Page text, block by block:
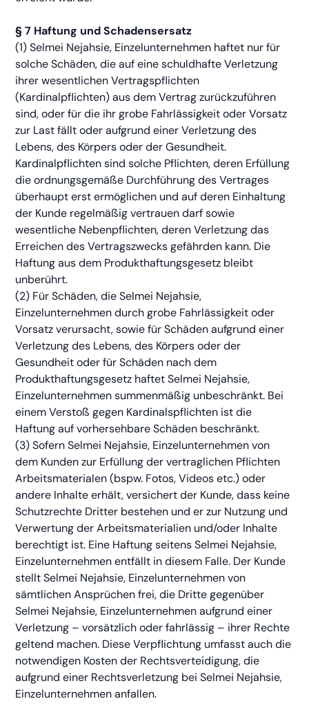
§ 7 Haftung und Schadensersatz
(1) Selmei Nejahsie, Einzelunternehmen haftet nur für
solche Schäden, die auf eine schuldhafte Verletzung
ihrer wesentlichen Vertragspflichten
(Kardinalpflichten) aus dem Vertrag zurückzuführen
sind, oder für die ihr grobe Fahrlässigkeit oder Vorsatz
zur Last fällt oder aufgrund einer Verletzung des
Lebens, des Körpers oder der Gesundheit.
Kardinalpflichten sind solche Pflichten, deren Erfüllung
die ordnungsgemäße Durchführung des Vertrages
überhaupt erst ermöglichen und auf deren Einhaltung
der Kunde regelmäßig vertrauen darf sowie
wesentliche Nebenpflichten, deren Verletzung das
Erreichen des Vertragszwecks gefährden kann. Die
Haftung aus dem Produkthaftungsgesetz bleibt
unberührt.
(2) Für Schäden, die Selmei Nejahsie,
Einzelunternehmen durch grobe Fahrlässigkeit oder
Vorsatz verursacht, sowie für Schäden aufgrund einer
Verletzung des Lebens, des Körpers oder der
Gesundheit oder für Schäden nach dem
Produkthaftungsgesetz haftet Selmei Nejahsie,
Einzelunternehmen summenmäßig unbeschränkt. Bei
einem Verstoß gegen Kardinalspflichten ist die
Haftung auf vorhersehbare Schäden beschränkt.
(3) Sofern Selmei Nejahsie, Einzelunternehmen von
dem Kunden zur Erfüllung der vertraglichen Pflichten
Arbeitsmaterialen (bspw. Fotos, Videos etc.) oder
andere Inhalte erhält, versichert der Kunde, dass keine
Schutzrechte Dritter bestehen und er zur Nutzung und
Verwertung der Arbeitsmaterialien und/oder Inhalte
berechtigt ist. Eine Haftung seitens Selmei Nejahsie,
Einzelunternehmen entfällt in diesem Falle. Der Kunde
stellt Selmei Nejahsie, Einzelunternehmen von
sämtlichen Ansprüchen frei, die Dritte gegenüber
Selmei Nejahsie, Einzelunternehmen aufgrund einer
Verletzung – vorsätzlich oder fahrlässig – ihrer Rechte
geltend machen. Diese Verpflichtung umfasst auch die
notwendigen Kosten der Rechtsverteidigung, die
aufgrund einer Rechtsverletzung bei Selmei Nejahsie,
Einzelunternehmen anfallen.